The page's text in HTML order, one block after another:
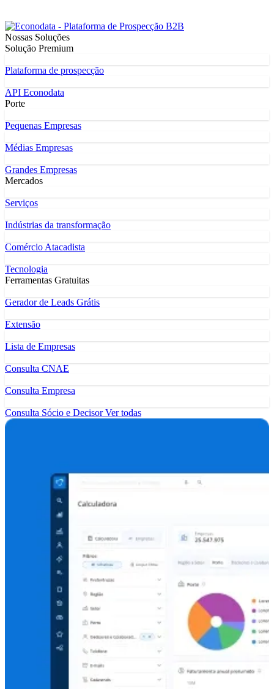
Nossas Soluções
Solução Premium
Plataforma de prospecção
API Econodata
Porte
Pequenas Empresas
Médias Empresas
Grandes Empresas
Mercados
Serviços
Indústrias da transformação
Comércio Atacadista
Tecnologia
Ferramentas Gratuitas
Gerador de Leads Grátis
Extensão
Lista de Empresas
Consulta CNAE
Consulta Empresa
Consulta Sócio e DecisorVer todas